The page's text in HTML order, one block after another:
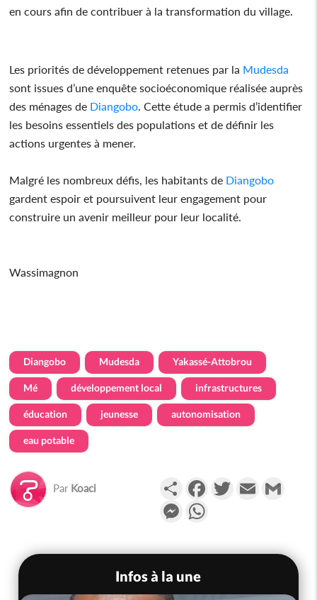
en cours afin de contribuer à la transformation du village.
Les priorités de développement retenues par la Mudesda
sont issues d’une enquête socioéconomique réalisée auprès
des ménages de Diangobo . Cette étude a permis d’identifier
les besoins essentiels des populations et de définir les
actions urgentes à mener.
Malgré les nombreux défis, les habitants de Diangobo
gardent espoir et poursuivent leur engagement pour
construire un avenir meilleur pour leur localité.
Wassimagnon
Diangobo Mudesda Yakassé-Attobrou
Mé développement local infrastructures
éducation jeunesse autonomisation
eau potable
Par Koaci PartagerFacebookTwitterEmail
Messenger
Infos à la une